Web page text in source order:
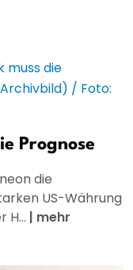
Prognose
die
US-Währung
H... | mehr